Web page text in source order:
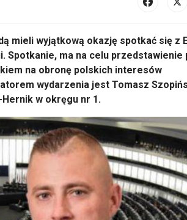
mieli wyjątkową okazję spotkać się z
Spotkanie, ma na celu przedstawienie
na obronę polskich interesów
wydarzenia jest Tomasz
w okręgu nr 1.